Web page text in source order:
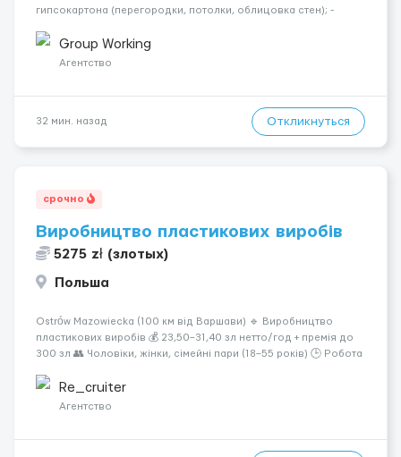
гипсокартона (перегородки, потолки, облицовка стен); -
малярных работ (шпатлевка, грунтовка, покраска); -
Штукатурные работы ...
Group Working
Агентство
32 мин. назад Откликнуться
срочно
Виробництво пластикових виробів
5275 zł (злотых)
Польша
Ostrów Mazowiecka (100 км від Варшави) 🔹 Виробництво
пластикових виробів 💰 23,50–31,40 зл нетто/год + премія до
300 зл 👥 Чоловіки, жінки, сімейні пари (18–55 років) 🕒 Робота
житло — 400 зл. 📦 Обов...
Re_cruiter
Агентство